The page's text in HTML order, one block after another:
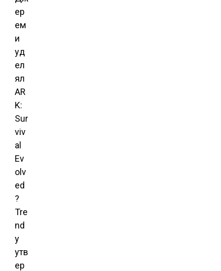
ер
ем
и
уд
ел
ял
AR
K:
Sur
viv
al
Ev
olv
ed
?
Tre
nd
y
утв
ер